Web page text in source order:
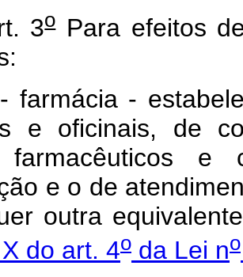
3oPara efeitos
-
e oficinais, de
farmacêuticos e
e o de
outra
do art. 4o da Lei no